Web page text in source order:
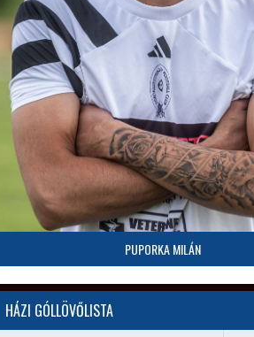
PUPORKA MILÁN
HÁZI GÓLLÖVŐLISTA